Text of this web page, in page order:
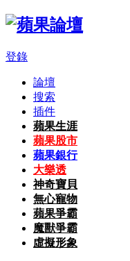
登錄
論壇
搜索
插件
蘋果生涯
蘋果股市
蘋果銀行
大樂透
神奇寶貝
無心寵物
蘋果爭霸
魔獸爭霸
虛擬形象